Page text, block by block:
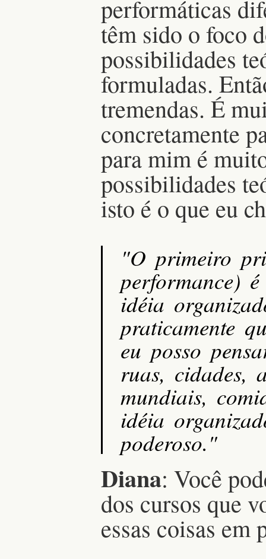
performáticas
têm sido o foco
possibilidades
formuladas.
tremendas. É
concretamente
para mim é
possibilidades
isto é o que eu
"O primeiro
performance)
idéia
praticamente
eu posso
ruas, cidades,
mundiais,
idéia
poderoso."
Diana: Você
dos cursos que
essas coisas